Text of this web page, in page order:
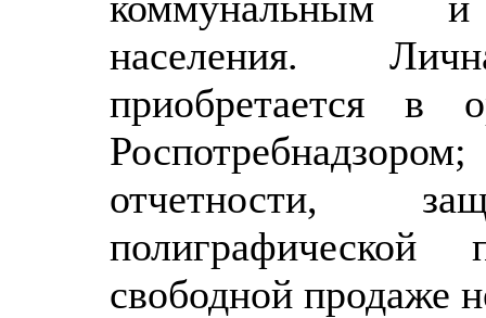
населения.
приобретается в
отчетности,
свободной продаже